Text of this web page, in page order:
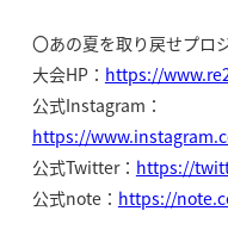
〇あの夏を取り戻せプロ
大会HP： https://
公式Instagram：
https://
公式Twitter： https://
公式note： https://